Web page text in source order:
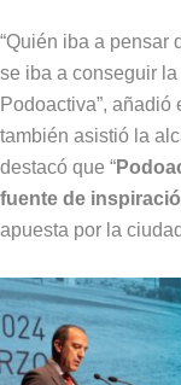
“Quién iba a pensar
se iba a conseguir
Podoactiva”, añadió
también asistió la
destacó que “
fuente de
apuesta por la